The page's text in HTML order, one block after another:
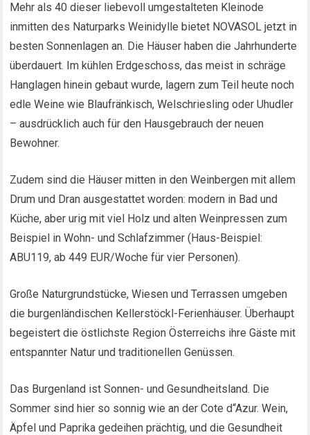
Mehr als 40 dieser liebevoll umgestalteten Kleinode
inmitten des Naturparks Weinidylle bietet NOVASOL jetzt in
besten Sonnenlagen an. Die Häuser haben die Jahrhunderte
überdauert. Im kühlen Erdgeschoss, das meist in schräge
Hanglagen hinein gebaut wurde, lagern zum Teil heute noch
edle Weine wie Blaufränkisch, Welschriesling oder Uhudler
– ausdrücklich auch für den Hausgebrauch der neuen
Bewohner.
Zudem sind die Häuser mitten in den Weinbergen mit allem
Drum und Dran ausgestattet worden: modern in Bad und
Küche, aber urig mit viel Holz und alten Weinpressen zum
Beispiel in Wohn- und Schlafzimmer (Haus-Beispiel:
ABU119, ab 449 EUR/Woche für vier Personen).
Große Naturgrundstücke, Wiesen und Terrassen umgeben
die burgenländischen Kellerstöckl-Ferienhäuser. Überhaupt
begeistert die östlichste Region Österreichs ihre Gäste mit
entspannter Natur und traditionellen Genüssen.
Das Burgenland ist Sonnen- und Gesundheitsland. Die
Sommer sind hier so sonnig wie an der Cote d“Azur. Wein,
Äpfel und Paprika gedeihen prächtig, und die Gesundheit